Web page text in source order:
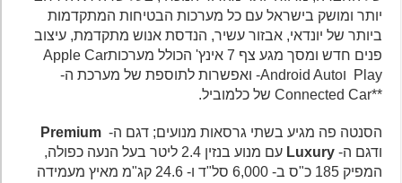
יותר ומושק בישראל עם כל מערכות הבטיחות המתקדמות
ביותר של יונדאי, אבזור עשיר, הנדסת אנוש מתקדמת, עיצוב
פנים חדש ומסך מגע צף 7 אינץ' הכולל מערכותApple Car
Play וAndroid Auto- ואפשרות לתוספת של מערכת ה-
הסנטה פה מגיע בשתי גרסאות מנועים; דגם ה-Premium
ודגם ה-Luxury
עם מנוע בנזין 2.4 ליטר בעל הנעה כפולה,
המפיק 185 כ"ס ב- 6,000 סל"ד ו- 24.6 קג"מ מאיץ מעמידה